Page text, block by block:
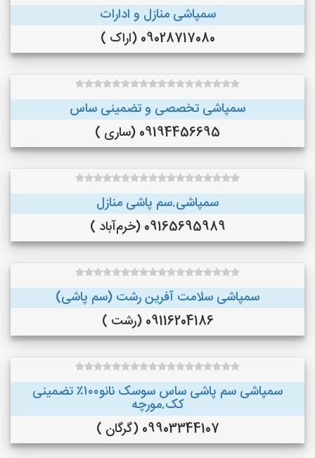
سمپاشی منازل و ادارات
09028717080 (اراک )
سمپاشی تخصصی و تضمینی ساس
09194456695 (ساری )
سمپاشی.سم پاشی منازل
09165695989 (خرم‌آباد )
سمپاشی سلامت آفرین رشت (سم پاشی)
09116204186 (رشت )
سمپاشی سم پاشی ساس سوسک نانو۱۰۰٪ تضمینی
کک.مورچه
09903344107 (گرگان )